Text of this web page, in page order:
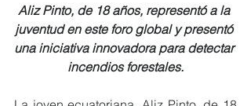
Aliz Pinto, de 18 años, representó a la
juventud en este foro global y presentó
una iniciativa innovadora para detectar
incendios forestales.